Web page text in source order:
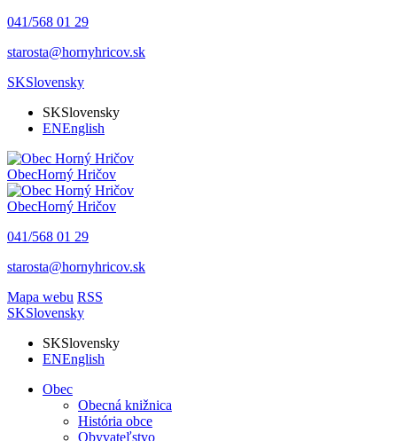
041/568 01 29
starosta@hornyhricov.sk
SKSlovensky
SKSlovensky
ENEnglish
ObecHorný Hričov
ObecHorný Hričov
041/568 01 29
starosta@hornyhricov.sk
Mapa webu RSS
SKSlovensky
SKSlovensky
ENEnglish
Obec
Obecná knižnica
História obce
Obyvateľstvo